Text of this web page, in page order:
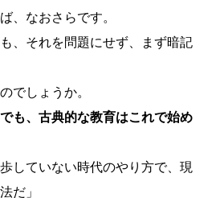
、なおさらです。
、それを問題にせず、まず暗記
でしょうか。
も、古典的な教育はこれで始め
していない時代のやり方で、現
だ」